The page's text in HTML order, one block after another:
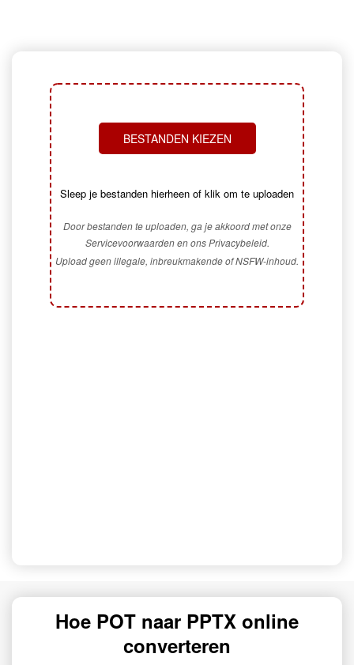
BESTANDEN KIEZEN
Sleep je bestanden hierheen of klik om te uploaden
Door bestanden te uploaden, ga je akkoord met onze
Servicevoorwaarden en ons Privacybeleid.
Upload geen illegale, inbreukmakende of NSFW-inhoud.
Hoe POT naar PPTX online
converteren